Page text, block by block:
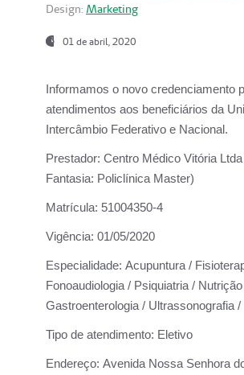
Design: Marketing
01 de abril, 2020
Informamos o novo credenciamento
atendimentos aos beneficiários da
Intercâmbio Federativo e Nacional.
Prestador: Centro Médico Vitória
Fantasia: Policlínica Master)
Matrícula: 51004350-4
Vigência: 01/05/2020
Especialidade: Acupuntura /
Fonoaudiologia / Psiquiatria /
Gastroenterologia / Ultrassonografia /
Tipo de atendimento: Eletivo
Endereço: Avenida Nossa Senhora